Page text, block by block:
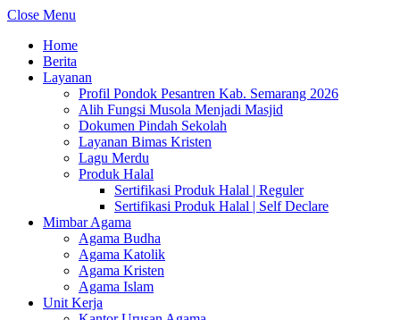
Close Menu
Home
Berita
Layanan
Profil Pondok Pesantren Kab. Semarang 2026
Alih Fungsi Musola Menjadi Masjid
Dokumen Pindah Sekolah
Layanan Bimas Kristen
Lagu Merdu
Produk Halal
Sertifikasi Produk Halal | Reguler
Sertifikasi Produk Halal | Self Declare
Mimbar Agama
Agama Budha
Agama Katolik
Agama Kristen
Agama Islam
Unit Kerja